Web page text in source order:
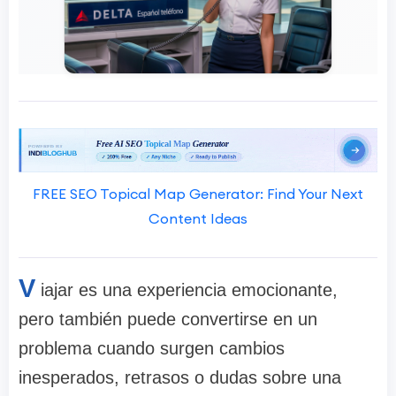
FREE SEO Topical Map Generator: Find Your Next
Content Ideas
V iajar es una experiencia emocionante,
pero también puede convertirse en un
problema cuando surgen cambios
inesperados, retrasos o dudas sobre una